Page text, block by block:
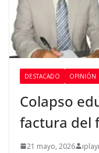
DESTACADO OPINIÓN
Colapso
factura del
21 mayo, 2026